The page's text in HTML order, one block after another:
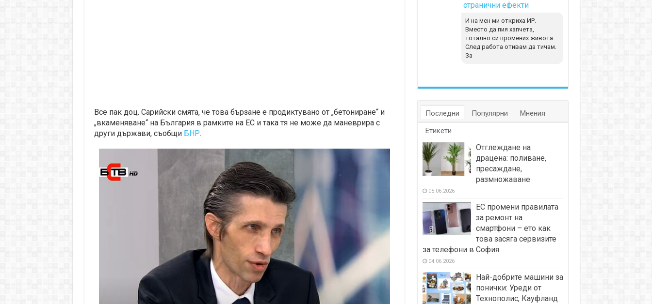
Все пак доц. Сарийски смята, че това бързане е продиктувано от „бетониране“ и
„вкаменяване“ на България в рамките на ЕС и така тя не може да маневрира с
други държави, съобщи БНР.
странични ефекти
И на мен ми откриха ИР.
Вместо да пия хапчета,
тотално си промених живота.
След работа отивам да тичам.
За
Последни Популярни
Мнения
Етикети
Отглеждане на
драцена: поливане,
пресаждане,
размножаване
05.06.2026
ЕС промени правилата
за ремонт на
смартфони – ето как
това засяга сервизите
за телефони в София
04.06.2026
Най-добрите машини за
понички: Уреди от
Технополис, Кауфланд